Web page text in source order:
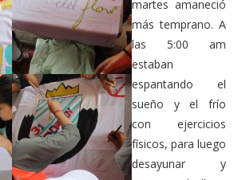
martes amaneció
más temprano. A
las 5:00 am
estaban
espantando el
sueño y el frío
con ejercicios
físicos, para luego
desayunar y